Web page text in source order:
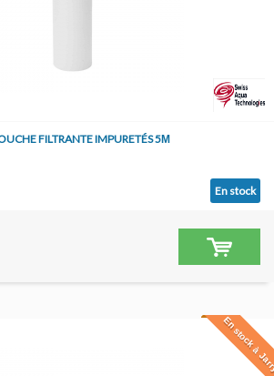
FILTRANTE IMPURETÉS 5Μ
En stock
En stock à